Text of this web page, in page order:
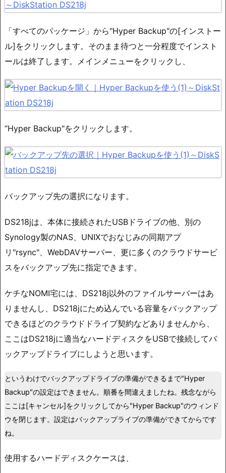
「すべてのパッケージ」から"Hyper Backup"の[インストー
ル]をクリックします。そのまま待つと一分程度でインスト
ールは終了します。メインメニューをクリックし、
“Hyper Backup"をクリックします。
バックアップ先の選択になります。
DS218jは、本体に接続されたUSBドライブの他、別の
Synology製のNAS、UNIXでおなじみの同期アプ
リ"rsync"、WebDAVサーバー、更に多くのクラウドサービ
スをバックアップ先に指定できます。
ケチなNOMI宅には、DS218j以外のファイルサーバーはあ
りませんし、DS218jにため込んでいる容量をバックアップ
できるほどのクラウドドライブ契約などありませんから、
ここはDS218jに適当なハードディスクをUSBで接続してバ
ックアップドライブにしようと思います。
というわけでバックアップドライブの準備ができるまで"Hyper
Backup"の設定はできません。順番を間違えましたね。残念ながら
ここは[キャンセル]をクリックしてから"Hyper Backup"のウィンド
ウを閉じます。設定はバックアップライブの準備ができてからです
ね。
使用するハードディスクケースは、